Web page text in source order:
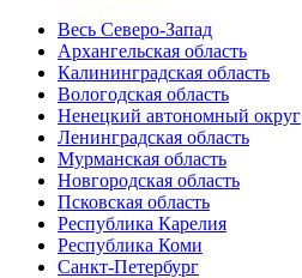
Весь Северо-Запад
Архангельская область
Калининградская область
Вологодская область
Ненецкий автономный округ
Ленинградская область
Мурманская область
Новгородская область
Псковская область
Республика Карелия
Республика Коми
Санкт-Петербург